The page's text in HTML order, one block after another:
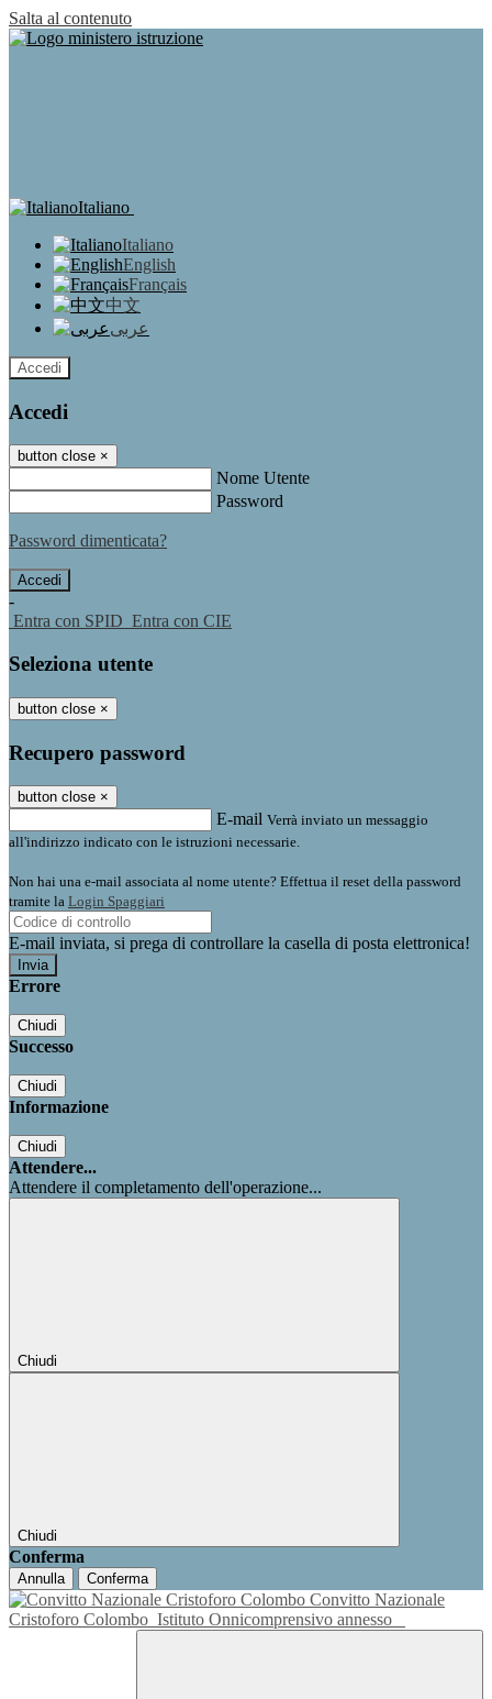
Salta al contenuto
Italiano
Italiano
English
Français
中文
عربى
Accedi
Accedi
button close ×
Nome Utente
Password
Password dimenticata?
-
Entra con SPID Entra con CIE
Seleziona utente
button close ×
Recupero password
button close ×
E-mail Verrà inviato un messaggio
all'indirizzo indicato con le istruzioni necessarie.
Non hai una e-mail associata al nome utente? Effettua il reset della password
tramite la Login Spaggiari
E-mail inviata, si prega di controllare la casella di posta elettronica!
Errore
Chiudi
Successo
Chiudi
Informazione
Chiudi
Attendere...
Attendere il completamento dell'operazione...
Chiudi
Chiudi
Conferma
Annulla Conferma
Convitto Nazionale
Cristoforo Colombo Istituto Onnicomprensivo annesso